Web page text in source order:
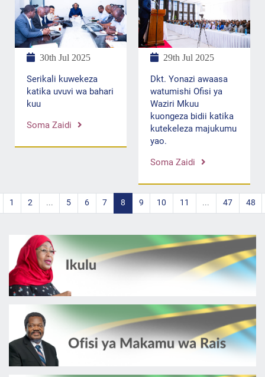
30th Jul 2025
Serikali kuwekeza
katika uvuvi wa bahari
kuu
Soma Zaidi
29th Jul 2025
Dkt. Yonazi awaasa
watumishi Ofisi ya
Waziri Mkuu
kuongeza bidii katika
kutekeleza majukumu
yao.
Soma Zaidi
1 2 ... 5 6 7 8 9 10 11 ... 47 48